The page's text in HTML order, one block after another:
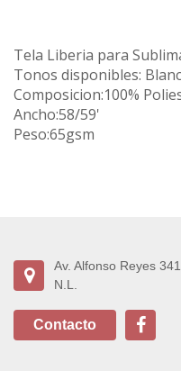
Tela Liberia para
Tonos disponibles:
Composicion:100%
Ancho:58/59'
Peso:65gsm
Av. Alfonso Reyes
N.L.
Contacto